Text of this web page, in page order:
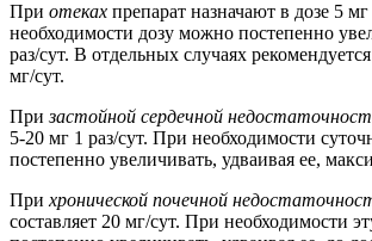
При отеках препарат назначают в дозе 5
необходимости дозу можно постепенно
раз/сут. В отдельных случаях
мг/сут.
Призастойной сердечной
5-20 мг 1 раз/сут. При необходимости
постепенно увеличивать, удваивая ее,
При хронической почечной
составляет 20 мг/сут. При необходимости